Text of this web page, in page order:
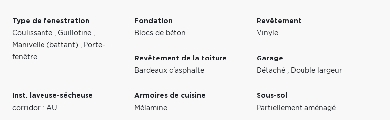
Type de fenestration
Coulissante , Guillotine ,
Manivelle (battant) , Porte-
fenêtre
Fondation
Blocs de béton
Revêtement
Vinyle
Revêtement de la toiture
Bardeaux d'asphalte
Garage
Détaché , Double largeur
Inst. laveuse-sécheuse
corridor : AU
Armoires de cuisine
Mélamine
Sous-sol
Partiellement aménagé